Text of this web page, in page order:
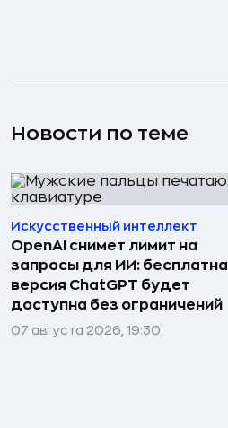
Новости по теме
Искусственный интеллект
OpenAI снимет лимит на
запросы для ИИ:
версия ChatGPT будет
доступна без ограничений
07 августа 2026, 19:30